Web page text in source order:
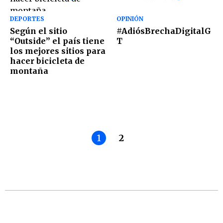
DEPORTES
Según el sitio
“Outside” el país tiene
los mejores sitios para
hacer bicicleta de
montaña
OPINIÓN
#AdiósBrechaDigitalG
T
1 2